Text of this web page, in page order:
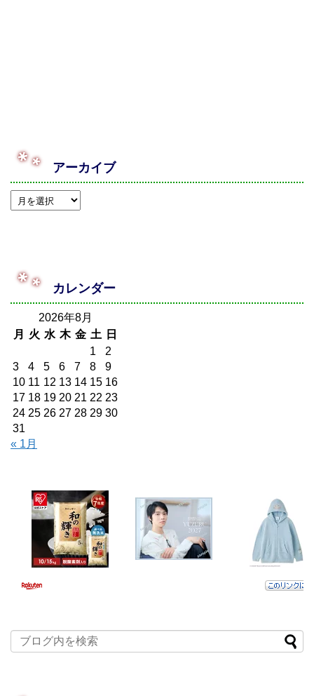
アーカイブ
カレンダー
2026年8月
月
火 水 木 金 土 日
1
2
3
4 5 6 7 8
9
10 11 12 13 14 15 16
17 18 19 20 21 22 23
24 25 26 27 28 29 30
31
« 1月